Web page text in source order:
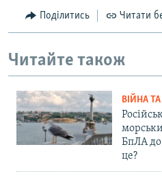
Поділитись Читати
Читайте також
ВІЙНА
БпЛА до
це?